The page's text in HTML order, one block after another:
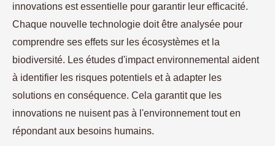
innovations est essentielle pour garantir leur efficacité.
Chaque nouvelle technologie doit être analysée pour
comprendre ses effets sur les écosystèmes et la
biodiversité. Les études d'impact environnemental aident
à identifier les risques potentiels et à adapter les
solutions en conséquence. Cela garantit que les
innovations ne nuisent pas à l'environnement tout en
répondant aux besoins humains.